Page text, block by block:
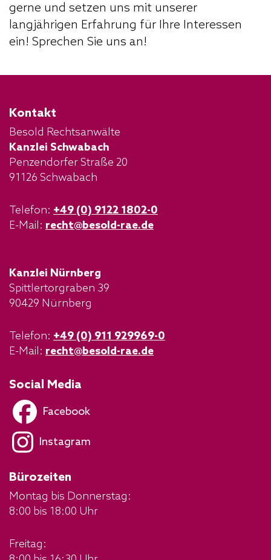
gerne und setzen uns mit unserer
langjährigen Erfahrung für Ihre Interessen
ein! Sprechen Sie uns an!
Kontakt
Besold Rechtsanwälte
Kanzlei Schwabach
Penzendorfer Straße 20
91126 Schwabach
Telefon: +49 (0) 9122 1802-0
E-Mail: recht@besold-rae.de
Kanzlei Nürnberg
Spittlertorgraben 39
90429 Nürnberg
Telefon: +49 (0) 911 929969-0
E-Mail: recht@besold-rae.de
Social Media
Facebook
Instagram
Bürozeiten
Montag bis Donnerstag:
8:00 bis 18:00 Uhr
Freitag: